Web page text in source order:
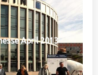
April 2013